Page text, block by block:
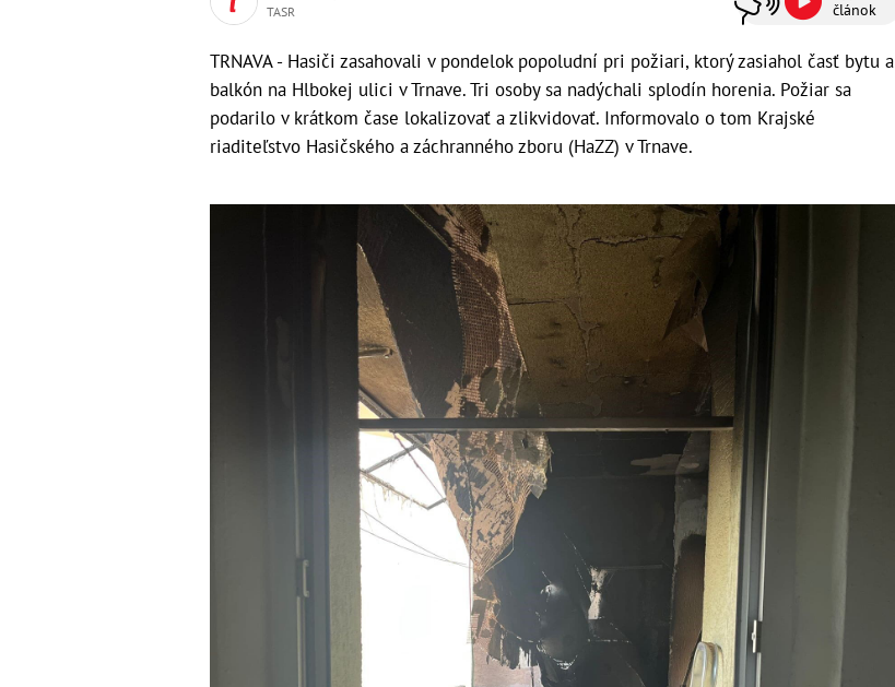
TASR
článok
TRNAVA - Hasiči zasahovali v pondelok popoludní pri požiari, ktorý zasiahol časť bytu a
balkón na Hlbokej ulici v Trnave. Tri osoby sa nadýchali splodín horenia. Požiar sa
podarilo v krátkom čase lokalizovať a zlikvidovať. Informovalo o tom Krajské
riaditeľstvo Hasičského a záchranného zboru (HaZZ) v Trnave.